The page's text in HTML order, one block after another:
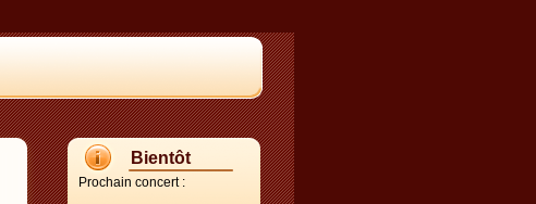
Bientôt
Prochain concert :